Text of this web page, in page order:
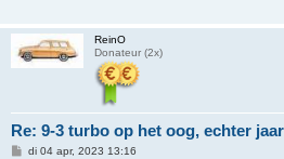
ReinO
Donateur (2x)
Re: 9-3 turbo op het oog, echter
Bdi 04 apr, 2023 13:16